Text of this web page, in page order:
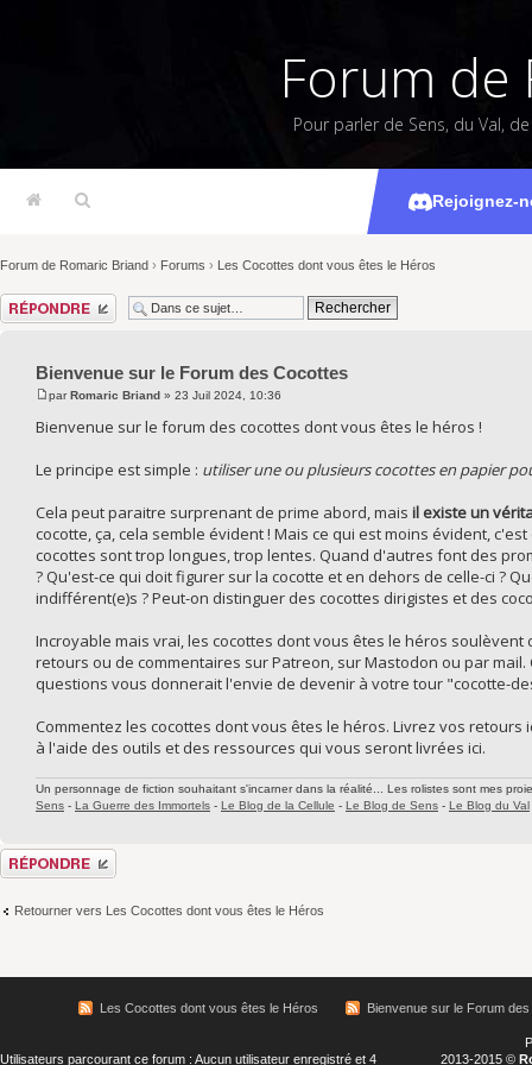
Forum de
Pour parler de Sens, du Val,
Rejoignez-
Forum de Romaric Briand › Forums › Les Cocottes dont vous êtes le Héros
Répondre
Bienvenue sur le Forum des Cocottes
parRomaric Briand » 23 Juil 2024, 10:36
Bienvenue sur le forum des cocottes dont vous êtes le héros !
Le principe est simple : utiliser une ou plusieurs cocottes en papier
Cela peut paraitre surprenant de prime abord, mais il existe un
cocotte, ça, cela semble évident ! Mais ce qui est moins évident,
cocottes sont trop longues, trop lentes. Quand d'autres font des
? Qu'est-ce qui doit figurer sur la cocotte et en dehors de celle-ci ?
indifférent(e)s ? Peut-on distinguer des cocottes dirigistes et des
Incroyable mais vrai, les cocottes dont vous êtes le héros
retours ou de commentaires sur Patreon, sur Mastodon ou par
questions vous donnerait l'envie de devenir à votre tour "cocotte-
Commentez les cocottes dont vous êtes le héros. Livrez vos
à l'aide des outils et des ressources qui vous seront livrées ici.
Un personnage de fiction souhaitant s'incarner dans la réalité... Les rolistes sont mes
Sens - La Guerre des Immortels - Le Blog de la Cellule - Le Blog de Sens - Le Blog du Val
Répondre
Retourner vers Les Cocottes dont vous êtes le Héros
Les Cocottes dont vous êtes le Héros Bienvenue sur le Forum
Utilisateurs parcourant ce forum : Aucun utilisateur enregistré et 4
2013-2015 ©